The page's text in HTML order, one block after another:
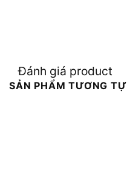
Đánh giá product
SẢN PHẨM TƯƠNG TỰ